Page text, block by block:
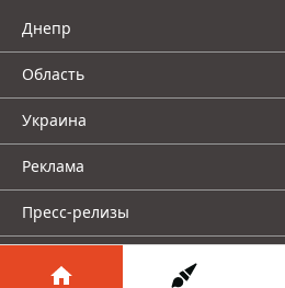
Днепр
Область
Украина
Реклама
Пресс-релизы